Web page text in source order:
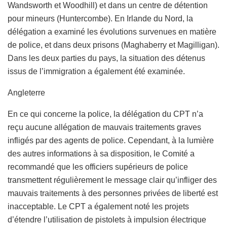
Wandsworth et Woodhill) et dans un centre de détention
pour mineurs (Huntercombe). En Irlande du Nord, la
délégation a examiné les évolutions survenues en matière
de police, et dans deux prisons (Maghaberry et Magilligan).
Dans les deux parties du pays, la situation des détenus
issus de l’immigration a également été examinée.
Angleterre
En ce qui concerne la police, la délégation du CPT n’a
reçu aucune allégation de mauvais traitements graves
infligés par des agents de police. Cependant, à la lumière
des autres informations à sa disposition, le Comité a
recommandé que les officiers supérieurs de police
transmettent régulièrement le message clair qu’infliger des
mauvais traitements à des personnes privées de liberté est
inacceptable. Le CPT a également noté les projets
d’étendre l’utilisation de pistolets à impulsion électrique